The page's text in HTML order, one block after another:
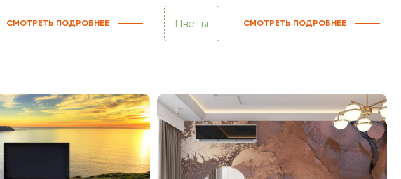
СМОТРЕТЬ ПОДРОБНЕЕ Цветы СМОТРЕТЬ ПОДРОБНЕЕ